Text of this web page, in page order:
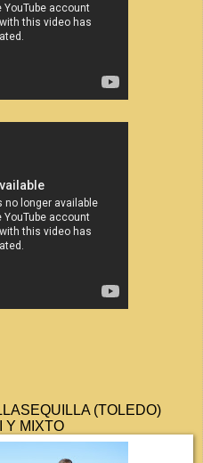
(TOLEDO)
Y MIXTO